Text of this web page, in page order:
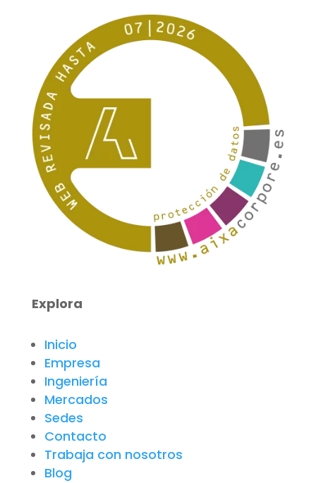
Explora
Inicio
Empresa
Ingeniería
Mercados
Sedes
Contacto
Trabaja con nosotros
Blog